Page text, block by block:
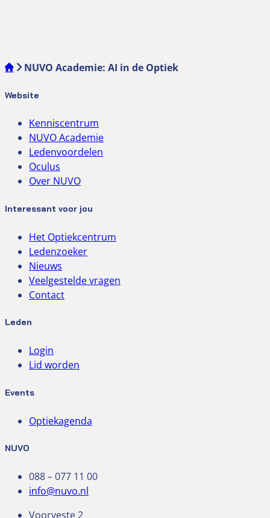
NUVO Academie: AI in de Optiek
Website
Kenniscentrum
NUVO Academie
Ledenvoordelen
Oculus
Over NUVO
Interessant voor jou
Het Optiekcentrum
Ledenzoeker
Nieuws
Veelgestelde vragen
Contact
Leden
Login
Lid worden
Events
Optiekagenda
NUVO
088 – 077 11 00
info@nuvo.nl
Voorveste 2